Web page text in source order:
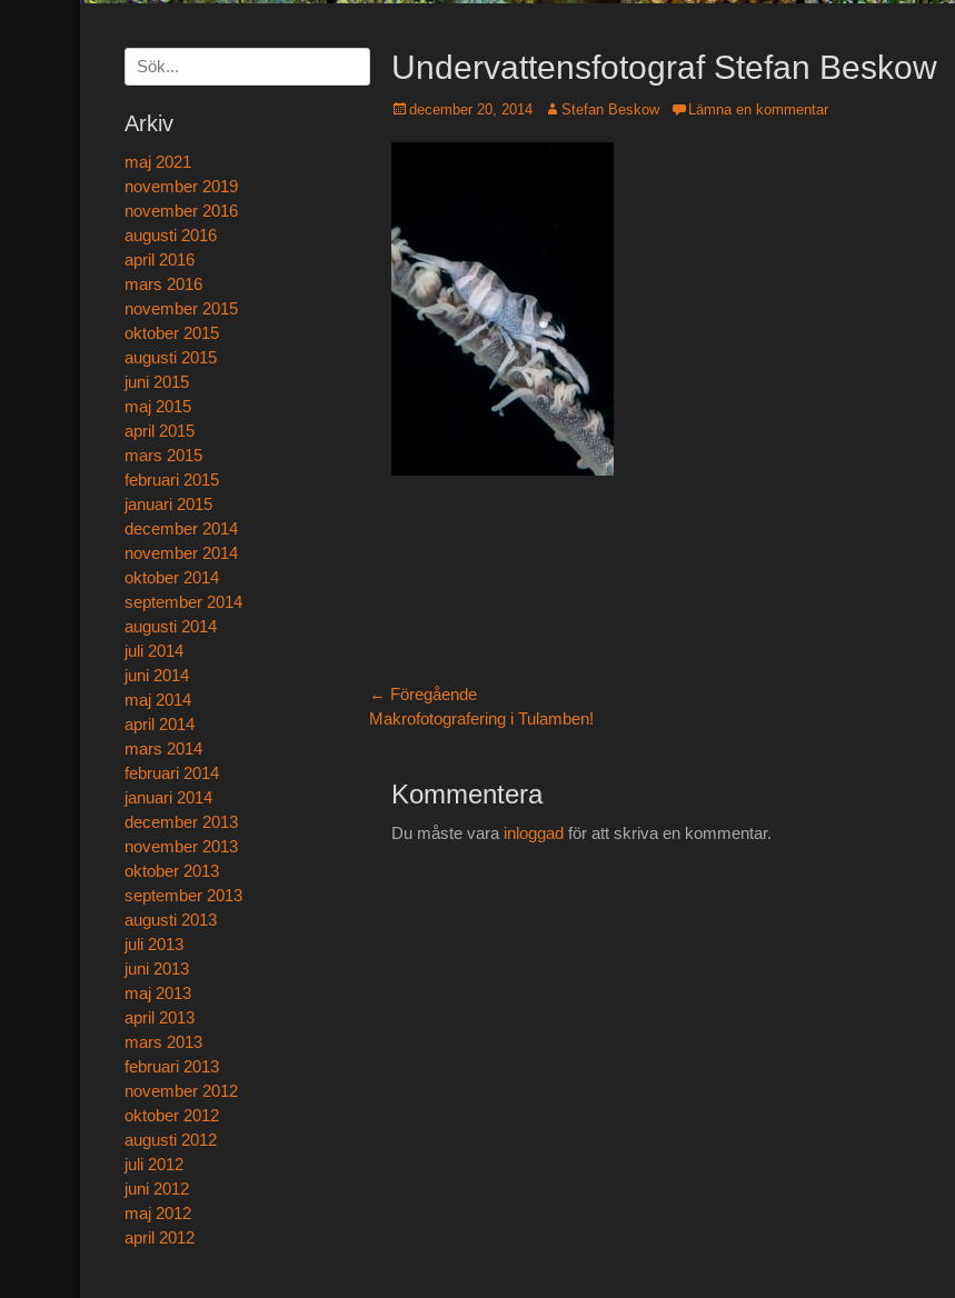
Undervattensfotograf Stefan Beskow
Postades
december 20, 2014 Författare
Stefan Beskow Lämna en kommentar
Inläggsnavigering
← Föregående
Föregående
Makrofotografering i Tulamben!
Kommentera
Du måste vara inloggad för att skriva en kommentar.
Sök
efter:
Arkiv
maj 2021
november 2019
november 2016
augusti 2016
april 2016
mars 2016
november 2015
oktober 2015
augusti 2015
juni 2015
maj 2015
april 2015
mars 2015
februari 2015
januari 2015
december 2014
november 2014
oktober 2014
september 2014
augusti 2014
juli 2014
juni 2014
maj 2014
april 2014
mars 2014
februari 2014
januari 2014
december 2013
november 2013
oktober 2013
september 2013
augusti 2013
juli 2013
juni 2013
maj 2013
april 2013
mars 2013
februari 2013
november 2012
oktober 2012
augusti 2012
juli 2012
juni 2012
maj 2012
april 2012